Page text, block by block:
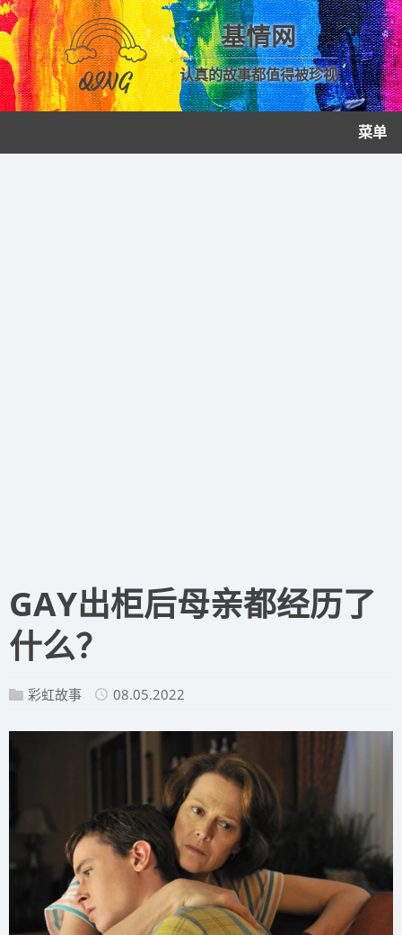
基情网
认真的故事都值得被珍视
菜单
GAY出柜后母亲都经历了
什么？
彩虹故事 08.05.2022